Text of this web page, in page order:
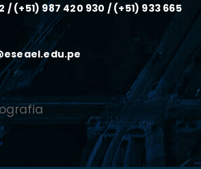
/ (+51) 987 420 930 / (+51) 933 665